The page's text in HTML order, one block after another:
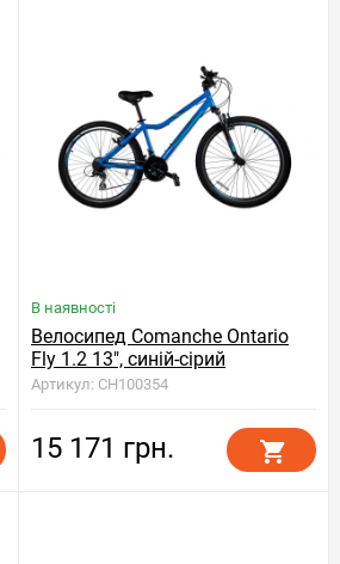
В наявності
Велосипед Comanche Ontario
Fly 1.2 13", синій-сірий
Артикул: CH100354
15 171 грн.